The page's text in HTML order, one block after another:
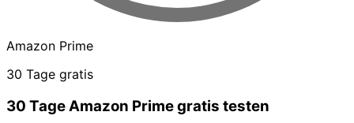
Amazon Prime
30 Tage gratis
30 Tage Amazon Prime gratis testen